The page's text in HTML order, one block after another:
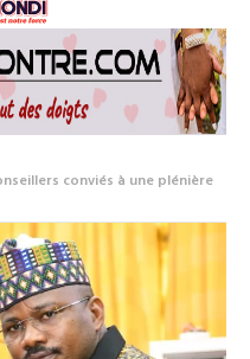
conviés à une plénière